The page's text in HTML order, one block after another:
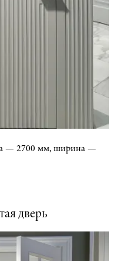
— 2700 мм, ширина —
дверь